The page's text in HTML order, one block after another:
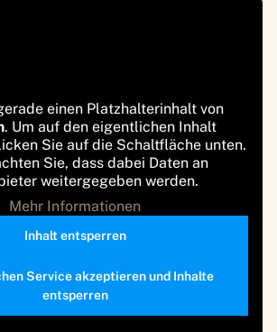
einen Platzhalterinhalt von
. Um auf den eigentlichen Inhalt
Sie auf die Schaltfläche unten.
Sie, dass dabei Daten an
weitergegeben werden.
Mehr Informationen
Inhalt entsperren
Service akzeptieren und Inhalte
entsperren